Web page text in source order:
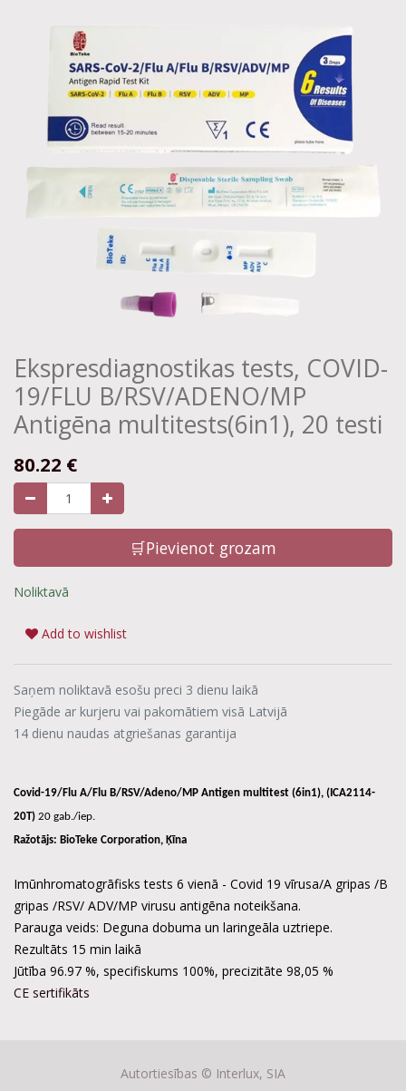
Ekspresdiagnostikas tests, COVID-
19/FLU B/RSV/ADENO/MP
Antigēna multitests(6in1), 20 testi
80.22 €
🛒Pievienot grozam
Noliktavā
Add to wishlist
Saņem noliktavā esošu preci 3 dienu laikā
Piegāde ar kurjeru vai pakomātiem visā Latvijā
14 dienu naudas atgriešanas garantija
Covid-19/Flu A/Flu B/RSV/Adeno/MP Antigen multitest (6in1), ( ICA2114-
20T) 20 gab./iep.
Ražotājs: BioTeke Corporation, Ķīna
Imūnhromatogrāfisks tests 6 vienā - Covid 19 vīrusa/A gripas /B
gripas /RSV/ ADV/MP virusu antigēna noteikšana.
Parauga veids: Deguna dobuma un laringeāla uztriepe.
Rezultāts 15 min laikā
Jūtība 96.97 %, specifiskums 100%, precizitāte 98,05 %
CE sertifikāts
Autortiesības © Interlux, SIA